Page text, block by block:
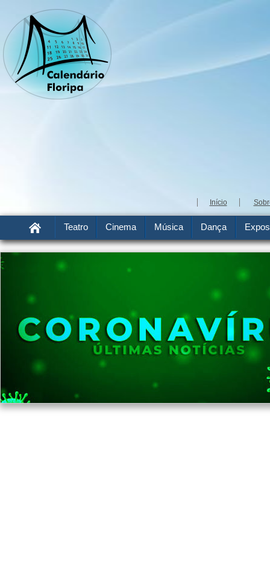
Início
Teatro Cinema Música Dança